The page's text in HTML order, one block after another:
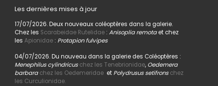
Les dernières mises à jour
17/07/2026. Deux nouveaux coléoptères dans la galerie.
Chez les Scarabeidae Rutelidae: Anisoplia remotaet chez
les Apionidae: Protapion fulvipes
04/07/2026. Du nouveau dans la galerie des Coléoptères :
Menephilus cylindricus chez les Tenebrionidae,Oedemera
barbara chez les Oedemeridaeet Polydrusus setifrons chez
les Curculionidae.